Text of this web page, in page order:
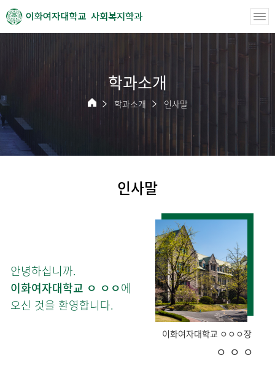
사회복지학과
학과소개
학과소개 인사말
인사말
안녕하십니까.
이화여자대학교 ㅇ ㅇㅇ에
오신 것을 환영합니다.
이화여자대학교 ㅇㅇㅇ장
ㅇ ㅇ ㅇ